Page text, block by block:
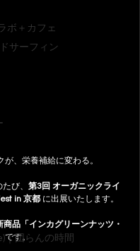
ボ＋カフェ
サーフィン
｜団らんの時間
、栄養補給に変わる。
び、 第3回 オーガニックライ
in 京都 に出展いたします。
商品「インカグリーンナッツ・
です。